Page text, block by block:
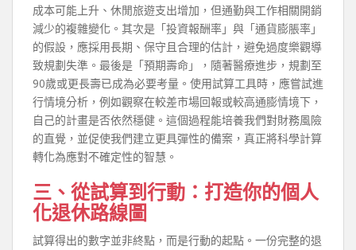
成本可能上升、休閒旅遊支出增加，但通勤與工作相關開銷
減少的複雜變化。其次是「投資報酬率」與「通貨膨脹率」
的假設，應採用長期、保守且合理的估計，避免過度樂觀導
致規劃失準。最後是「預期壽命」，隨著醫療進步，規劃至
90歲或更長壽已成為必要考量。使用試算工具時，應嘗試進
行情境分析，例如觀察在較差市場回報或較高通膨情境下，
自己的計畫是否依然穩健。這個過程能培養我們對財務風險
的直覺，並促使我們建立更具彈性的備案，真正將科學計算
轉化為應對不確定性的智慧。
三、從試算到行動：打造你的個人
化退休路線圖
試算得出的數字並非終點，而是行動的起點。一份完整的退